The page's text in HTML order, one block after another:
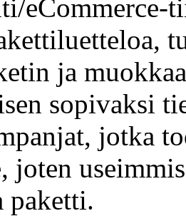
eCommerce-
ja
sopivaksi
jotka
paketti.